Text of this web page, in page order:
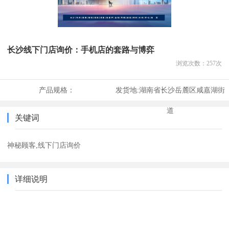
长沙线下门店询价：手机店的套路与博弈
浏览次数： 257次
产品规格： 发货地:湖南省长沙岳麓区咸嘉湖街
道
关键词
神秘顾客,线下门店询价
详细说明